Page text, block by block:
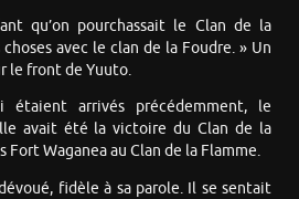
qu’on pourchassait le Clan de la
avec le clan de la Foudre. » Un
le front de Yuuto.
étaient arrivés précédemment, le
avait été la victoire du Clan de la
Fort Waganea au Clan de la Flamme.
fidèle à sa parole. Il se sentait